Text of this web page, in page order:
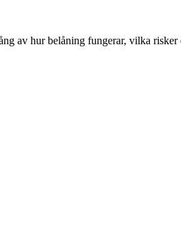
av hur belåning fungerar, vilka